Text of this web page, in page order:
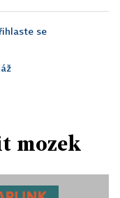
se
mozek